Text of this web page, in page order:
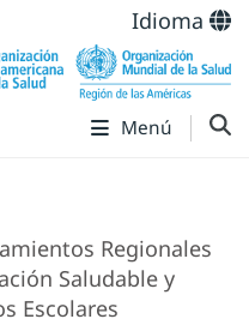
Idioma
Menú
Regionales
Saludable y
Escolares